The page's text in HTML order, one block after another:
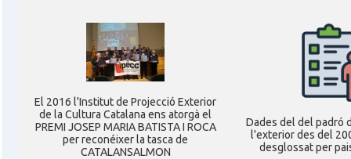
* + ambaixades i consolats
El 2016 l'Institut de Projecció Exterior
de la Cultura Catalana ens atorgà el
PREMI JOSEP MARIA BATISTA I ROCA
per reconéixer la tasca de
CATALANSALMON
Dades del del padró
l'exterior des del
desglossat per